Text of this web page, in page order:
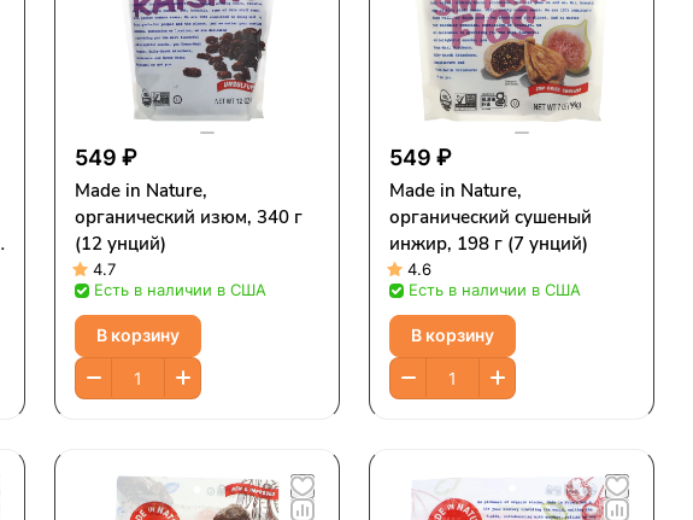
549 ₽
Made in Nature,
органический изюм, 340 г
(12 унций)
4.7
Есть в наличии в США
В корзину
549 ₽
Made in Nature,
органический сушеный
инжир, 198 г (7 унций)
4.6
Есть в наличии в США
В корзину